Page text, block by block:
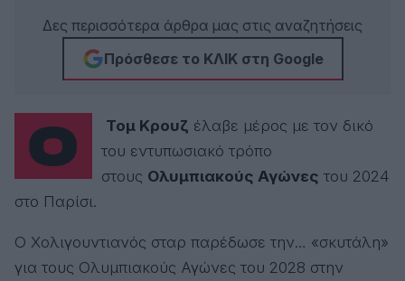
Δες περισσότερα άρθρα μας στις αναζητήσεις
Πρόσθεσε το ΚΛΙΚ στη Google
Τομ Κρουζ έλαβε μέρος με τον δικό
του εντυπωσιακό τρόπο
στους Ολυμπιακούς Αγώνες του 2024
στο Παρίσι.
Ο Χολιγουντιανός σταρ παρέδωσε την… «σκυτάλη»
για τους Ολυμπιακούς Αγώνες του 2028 στην